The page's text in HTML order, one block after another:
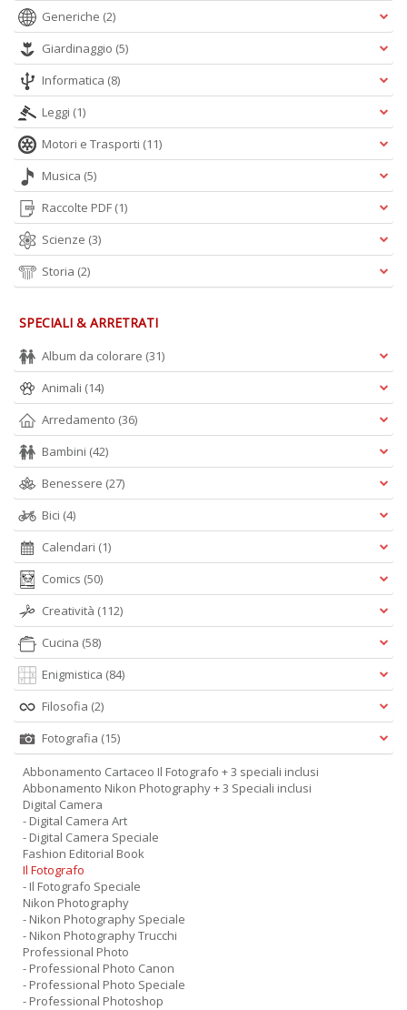
Generiche (2)
Giardinaggio (5)
Informatica (8)
Leggi (1)
Motori e Trasporti (11)
Musica (5)
Raccolte PDF (1)
Scienze (3)
Storia (2)
SPECIALI & ARRETRATI
Album da colorare (31)
Animali (14)
Arredamento (36)
Bambini (42)
Benessere (27)
Bici (4)
Calendari (1)
Comics (50)
Creatività (112)
Cucina (58)
Enigmistica (84)
Filosofia (2)
Fotografia (15)
Abbonamento Cartaceo Il Fotografo + 3 speciali inclusi
Abbonamento Nikon Photography + 3 Speciali inclusi
Digital Camera
- Digital Camera Art
- Digital Camera Speciale
Fashion Editorial Book
Il Fotografo
- Il Fotografo Speciale
Nikon Photography
- Nikon Photography Speciale
- Nikon Photography Trucchi
Professional Photo
- Professional Photo Canon
- Professional Photo Speciale
- Professional Photoshop